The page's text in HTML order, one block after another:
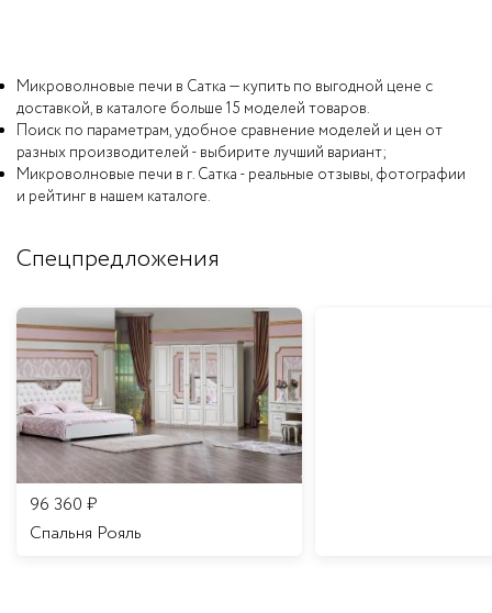
Микроволновые печи в Сатка — купить по выгодной цене с
доставкой, в каталоге больше 15 моделей товаров.
Поиск по параметрам, удобное сравнение моделей и цен от
разных производителей - выбирите лучший вариант;
Микроволновые печи в г. Сатка - реальные отзывы, фотографии
и рейтинг в нашем каталоге.
Спецпредложения
96 360 ₽
Спальня Рояль